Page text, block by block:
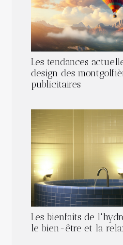
Les tendances
design des
publicitaires
Les bienfaits de
le bien-être et la